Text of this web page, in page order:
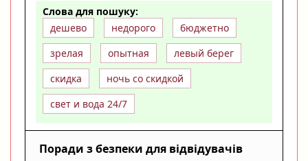
Слова для пошуку:
дешево
недорого
бюджетно
зрелая
опытная
левый берег
скидка
ночь со скидкой
свет и вода 24/7
Поради з безпеки для відвідувачів